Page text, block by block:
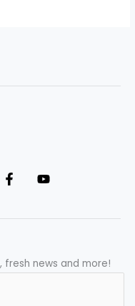
fresh news and more!